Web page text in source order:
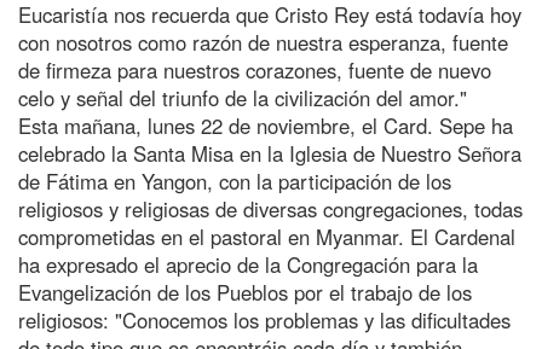
Eucaristía nos recuerda que Cristo Rey está todavía hoy
con nosotros como razón de nuestra esperanza, fuente
de firmeza para nuestros corazones, fuente de nuevo
celo y señal del triunfo de la civilización del amor."
Esta mañana, lunes 22 de noviembre, el Card. Sepe ha
celebrado la Santa Misa en la Iglesia de Nuestro Señora
de Fátima en Yangon, con la participación de los
religiosos y religiosas de diversas congregaciones, todas
comprometidas en el pastoral en Myanmar. El Cardenal
ha expresado el aprecio de la Congregación para la
Evangelización de los Pueblos por el trabajo de los
religiosos: "Conocemos los problemas y las dificultades